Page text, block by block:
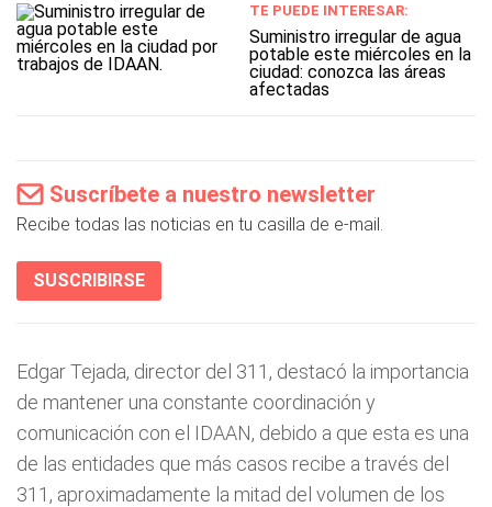
TE PUEDE INTERESAR:
Suministro irregular de agua
potable este miércoles en la
ciudad: conozca las áreas
afectadas
Suscríbete a nuestro newsletter
Recibe todas las noticias en tu casilla de e-mail.
SUSCRIBIRSE
Edgar Tejada, director del 311, destacó la importancia
de mantener una constante coordinación y
comunicación con el IDAAN, debido a que esta es una
de las entidades que más casos recibe a través del
311, aproximadamente la mitad del volumen de los